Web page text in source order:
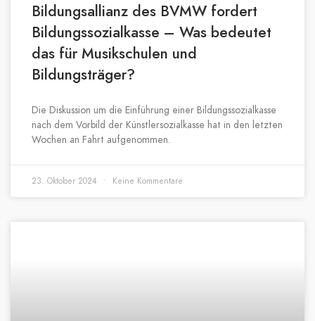
Bildungsallianz des BVMW fordert
Bildungssozialkasse – Was bedeutet
das für Musikschulen und
Bildungsträger?
Die Diskussion um die Einführung einer Bildungssozialkasse
nach dem Vorbild der Künstlersozialkasse hat in den letzten
Wochen an Fahrt aufgenommen.
23. Oktober 2024 Keine Kommentare